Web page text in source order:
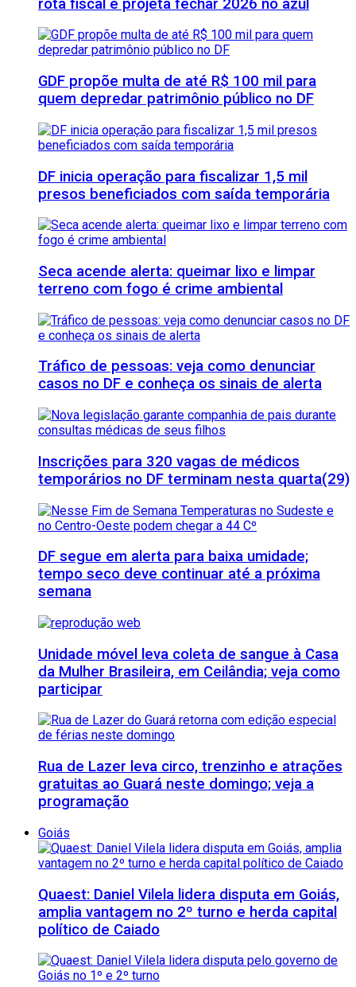
rota fiscal e projeta fechar 2026 no azul
GDF propõe multa de até R$ 100 mil para
quem depredar patrimônio público no DF
DF inicia operação para fiscalizar 1,5 mil
presos beneficiados com saída temporária
Seca acende alerta: queimar lixo e limpar
terreno com fogo é crime ambiental
Tráfico de pessoas: veja como denunciar
casos no DF e conheça os sinais de alerta
Inscrições para 320 vagas de médicos
temporários no DF terminam nesta quarta(29)
DF segue em alerta para baixa umidade;
tempo seco deve continuar até a próxima
semana
Unidade móvel leva coleta de sangue à Casa
da Mulher Brasileira, em Ceilândia; veja como
participar
Rua de Lazer leva circo, trenzinho e atrações
gratuitas ao Guará neste domingo; veja a
programação
Goiás
Quaest: Daniel Vilela lidera disputa em Goiás,
amplia vantagem no 2º turno e herda capital
político de Caiado